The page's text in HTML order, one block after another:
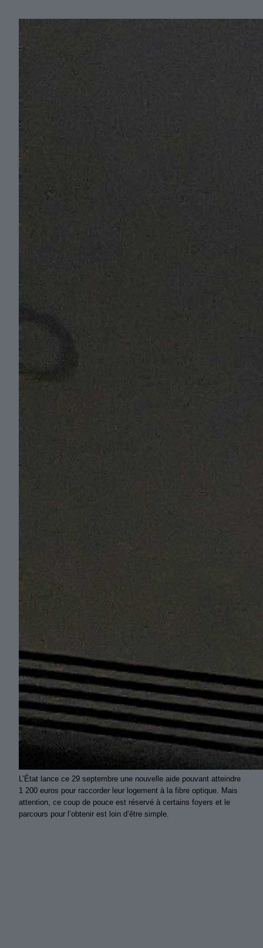
L’État lance ce 29 septembre une nouvelle aide pouvant atteindre
1 200 euros pour raccorder leur logement à la fibre optique. Mais
attention, ce coup de pouce est réservé à certains foyers et le
parcours pour l’obtenir est loin d’être simple.